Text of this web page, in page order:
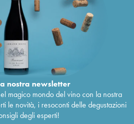
nostra newsletter
magico mondo del vino con la nostra
le novità, i resoconti delle degustazioni
degli esperti!